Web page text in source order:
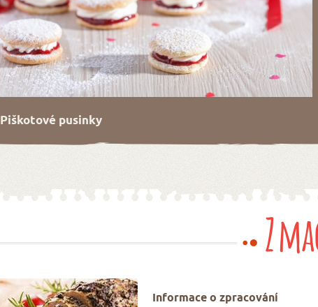
Piškotové pusinky
Z
Informace o zpracování